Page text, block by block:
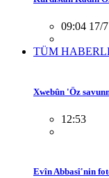
09:04 17/7
TÜM
Xwebûn 'Öz
12:53
Evîn Abbasî'nin